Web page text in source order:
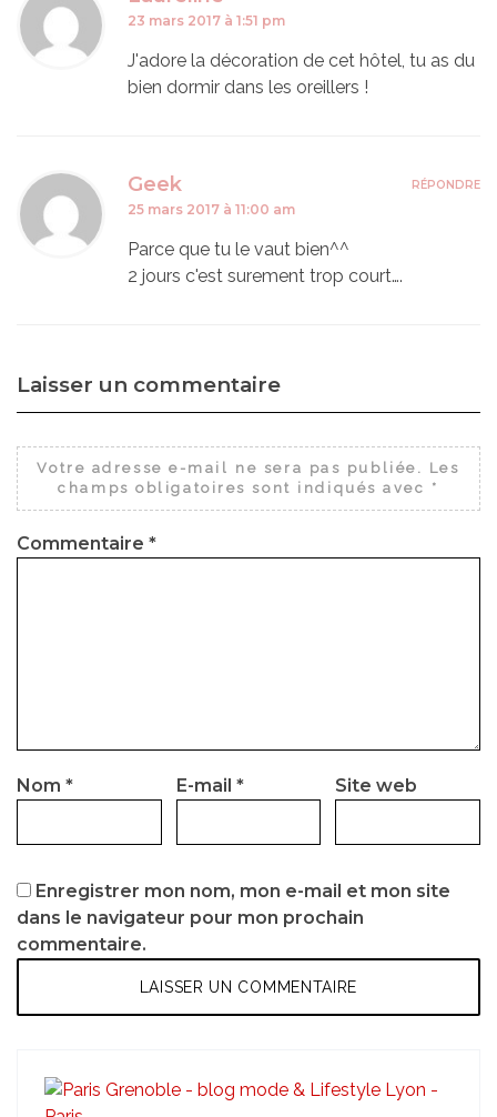
23 mars 2017 à 1:51 pm
J'adore la décoration de cet hôtel, tu as du
bien dormir dans les oreillers !
Geek
25 mars 2017 à 11:00 am
Parce que tu le vaut bien^^
2 jours c'est surement trop court….
RÉPONDRE
Laisser un commentaire
Votre adresse e-mail ne sera pas publiée.
Les
champs obligatoires sont indiqués avec *
Commentaire *
Nom * E-mail * Site web
Enregistrer mon nom, mon e-mail et mon site
dans le navigateur pour mon prochain
commentaire.